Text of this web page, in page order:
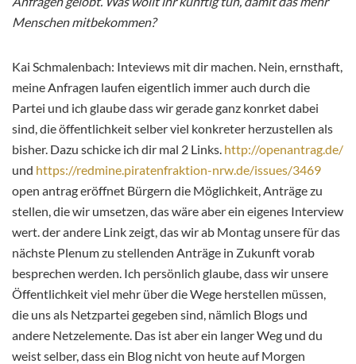
Menschen mitbekommen?
Kai Schmalenbach: Inteviews mit dir machen. Nein, ernsthaft,
meine Anfragen laufen eigentlich immer auch durch die
Partei und ich glaube dass wir gerade ganz konrket dabei
sind, die öffentlichkeit selber viel konkreter herzustellen als
bisher. Dazu schicke ich dir mal 2 Links. http://openantrag.de/
und https://redmine.piratenfraktion-nrw.de/issues/3469
open antrag eröffnet Bürgern die Möglichkeit, Anträge zu
stellen, die wir umsetzen, das wäre aber ein eigenes Interview
wert. der andere Link zeigt, das wir ab Montag unsere für das
nächste Plenum zu stellenden Anträge in Zukunft vorab
besprechen werden. Ich persönlich glaube, dass wir unsere
Öffentlichkeit viel mehr über die Wege herstellen müssen,
die uns als Netzpartei gegeben sind, nämlich Blogs und
andere Netzelemente. Das ist aber ein langer Weg und du
weist selber, dass ein Blog nicht von heute auf Morgen